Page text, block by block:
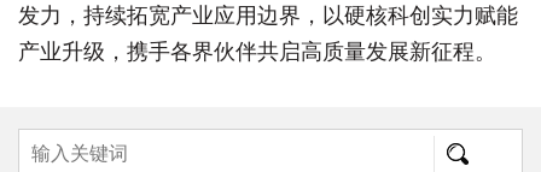
发力，持续拓宽产业应用边界，以硬核科创实力赋能
产业升级，携手各界伙伴共启高质量发展新征程。